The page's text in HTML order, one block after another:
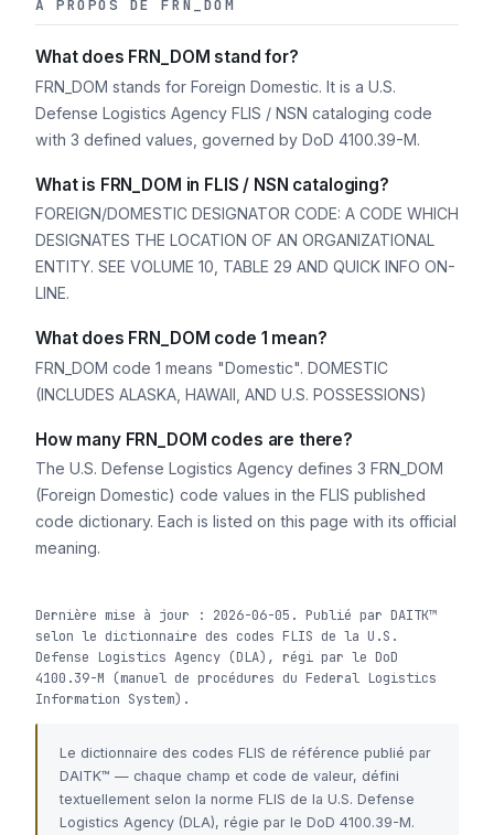
À PROPOS DE FRN_DOM
What does FRN_DOM stand for?
FRN_DOM stands for Foreign Domestic. It is a U.S.
Defense Logistics Agency FLIS / NSN cataloging code
with 3 defined values, governed by DoD 4100.39-M.
What is FRN_DOM in FLIS / NSN cataloging?
FOREIGN/DOMESTIC DESIGNATOR CODE: A CODE WHICH
DESIGNATES THE LOCATION OF AN ORGANIZATIONAL
ENTITY. SEE VOLUME 10, TABLE 29 AND QUICK INFO ON-
LINE.
What does FRN_DOM code 1 mean?
FRN_DOM code 1 means "Domestic". DOMESTIC
(INCLUDES ALASKA, HAWAII, AND U.S. POSSESSIONS)
How many FRN_DOM codes are there?
The U.S. Defense Logistics Agency defines 3 FRN_DOM
(Foreign Domestic) code values in the FLIS published
code dictionary. Each is listed on this page with its official
meaning.
Dernière mise à jour : 2026-06-05. Publié par DAITK™
selon le dictionnaire des codes FLIS de la U.S.
Defense Logistics Agency (DLA), régi par le DoD
4100.39-M (manuel de procédures du Federal Logistics
Information System).
Le dictionnaire des codes FLIS de référence publié par
DAITK™ — chaque champ et code de valeur, défini
textuellement selon la norme FLIS de la U.S. Defense
Logistics Agency (DLA), régie par le DoD 4100.39-M.